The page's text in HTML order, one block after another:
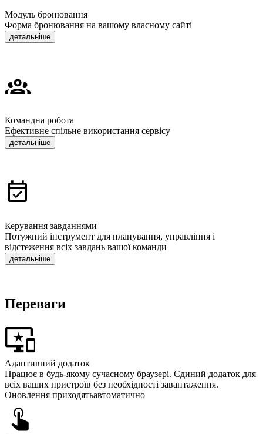
Модуль бронювання
Форма бронювання на вашому власному сайті
детальніше
Командна робота
Ефективне спільне використання сервісу
детальніше
Керування завданнями
Потужний інструмент для планування, управління і
відстеження всіх завдань вашої команди
детальніше
Переваги
Адаптивний додаток
Працює в будь-якому сучасному браузері. Єдиний додаток для
всіх ваших пристроїв без необхідності завантаження.
Оновлення приходятьавтоматично